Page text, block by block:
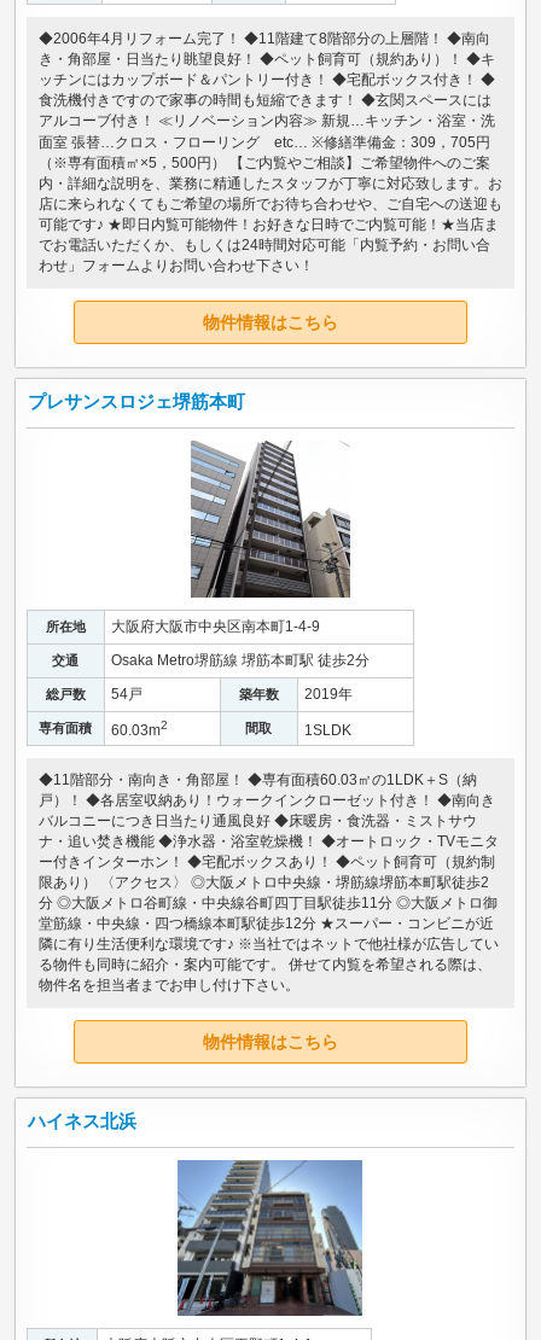
◆2006年4月リフォーム完了！ ◆11階建て8階部分の上層階！ ◆南向
き・角部屋・日当たり眺望良好！ ◆ペット飼育可（規約あり）！ ◆キ
ッチンにはカップボード＆パントリー付き！ ◆宅配ボックス付き！ ◆
食洗機付きですので家事の時間も短縮できます！ ◆玄関スペースには
アルコーブ付き！ ≪リノベーション内容≫ 新規…キッチン・浴室・洗
面室 張替…クロス・フローリング etc… ※修繕準備金：309，705円
（※専有面積㎡×5，500円） 【ご内覧やご相談】ご希望物件へのご案
内・詳細な説明を、業務に精通したスタッフが丁寧に対応致します。お
店に来られなくてもご希望の場所でお待ち合わせや、ご自宅への送迎も
可能です♪ ★即日内覧可能物件！お好きな日時でご内覧可能！★当店ま
でお電話いただくか、もしくは24時間対応可能「内覧予約・お問い合
わせ」フォームよりお問い合わせ下さい！
物件情報はこちら
プレサンスロジェ堺筋本町
所在地 大阪府大阪市中央区南本町1-4-9
交通 Osaka Metro堺筋線 堺筋本町駅 徒歩2分
総戸数 54戸 築年数 2019年
専有面積 60.03m2 間取 1SLDK
◆11階部分・南向き・角部屋！ ◆専有面積60.03㎡の1LDK＋S（納
戸）！ ◆各居室収納あり！ウォークインクローゼット付き！ ◆南向き
バルコニーにつき日当たり通風良好 ◆床暖房・食洗器・ミストサウ
ナ・追い焚き機能 ◆浄水器・浴室乾燥機！ ◆オートロック・TVモニタ
ー付きインターホン！ ◆宅配ボックスあり！ ◆ペット飼育可（規約制
限あり） 〈アクセス〉 ◎大阪メトロ中央線・堺筋線堺筋本町駅徒歩2
分 ◎大阪メトロ谷町線・中央線谷町四丁目駅徒歩11分 ◎大阪メトロ御
堂筋線・中央線・四つ橋線本町駅徒歩12分 ★スーパー・コンビニが近
隣に有り生活便利な環境です♪ ※当社ではネットで他社様が広告してい
る物件も同時に紹介・案内可能です。 併せて内覧を希望される際は、
物件名を担当者までお申し付け下さい。
物件情報はこちら
ハイネス北浜